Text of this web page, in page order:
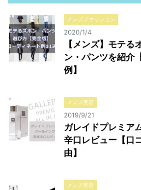
メンズファッション
2020/1/4
【メンズ】モテる
ン・パンツを紹介
例】
メンズ美容
2019/9/21
ガレイドプレミア
辛口レビュー【口
由】
メンズ美容